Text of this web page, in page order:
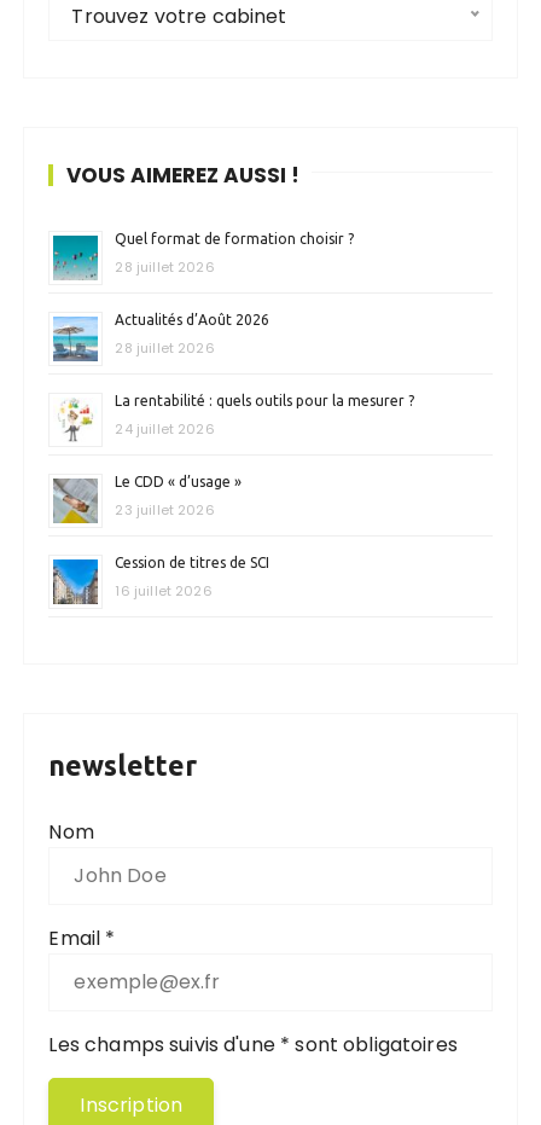
Trouvez votre cabinet
VOUS AIMEREZ AUSSI !
Quel format de formation choisir ?
28 juillet 2026
Actualités d’Août 2026
28 juillet 2026
La rentabilité : quels outils pour la mesurer ?
24 juillet 2026
Le CDD « d’usage »
23 juillet 2026
Cession de titres de SCI
16 juillet 2026
newsletter
Nom
Email *
Les champs suivis d'une * sont obligatoires